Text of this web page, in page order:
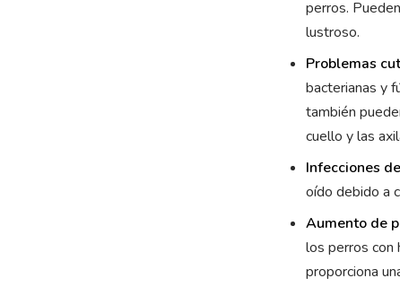
perros.
lustroso.
Problemas
bacterianas y
también
cuello y las
Infecciones
oído debido a
Aumento de
los perros con
proporciona